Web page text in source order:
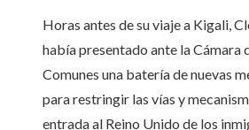
Horas antes de su viaje a Kigali,
había presentado ante la Cámara
Comunes una batería de nuevas
para restringir las vías y
entrada al Reino Unido de los